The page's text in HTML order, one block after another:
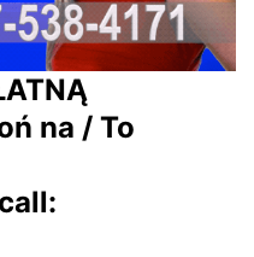
na / To